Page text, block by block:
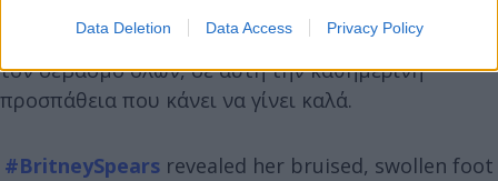
Data Deletion Data Access Privacy Policy
Σόλιζ. Όπως έγραψε, πρόκειται για ψέμα και ζήτησε
τον σεβασμό όλων, σε αυτή την καθημερινή
προσπάθεια που κάνει να γίνει καλά.
#BritneySpears revealed her bruised, swollen foot